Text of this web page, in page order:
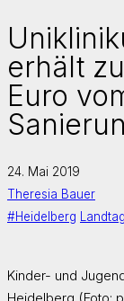
erhält
Euro
24. Mai 2019
Theresia Bauer
#Heidelberg Landtag
Kinder- und
Heidelberg (Foto: